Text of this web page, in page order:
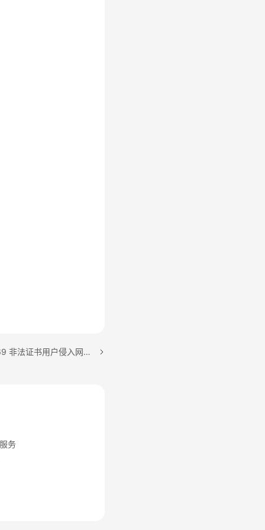
下一篇：ALM-303046969 非法证书用户侵入网络通告
务